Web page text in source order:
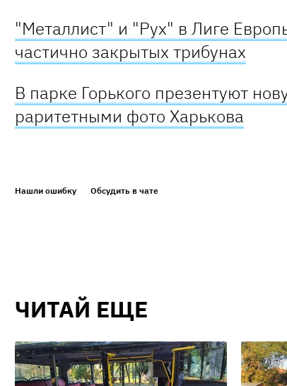
"Металлист" и "Рух" в Лиге
частично закрытых трибунах
В парке Горького презентуют
раритетными фото Харькова
Нашли ошибку Обсудить в чате
ЧИТАЙ ЕЩЕ